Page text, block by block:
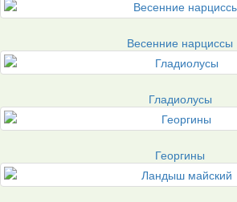
Весенние нарциссы
Гладиолусы
Георгины